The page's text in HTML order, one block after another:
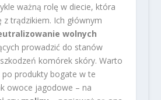
ważną rolę w diecie, która
z trądzikiem. Ich głównym
wolnych
prowadzić do stanów
komórek skóry. Warto
po produkty bogate w te
owoce jagodowe – na